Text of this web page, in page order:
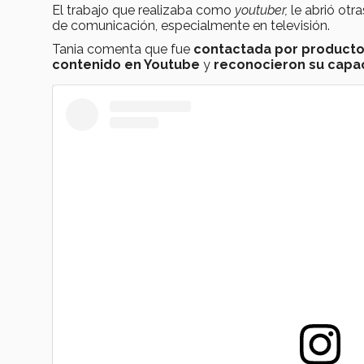
El trabajo que realizaba como youtuber, le abrió
de comunicación, especialmente en televisión.
Tania comenta que fue contactada por
contenido en Youtube y reconocieron su